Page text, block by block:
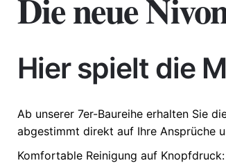
Hier spielt die
Ab unserer 7er-Baureihe erhalten Sie
abgestimmt direkt auf Ihre Ansprüche
Komfortable Reinigung auf
Weight